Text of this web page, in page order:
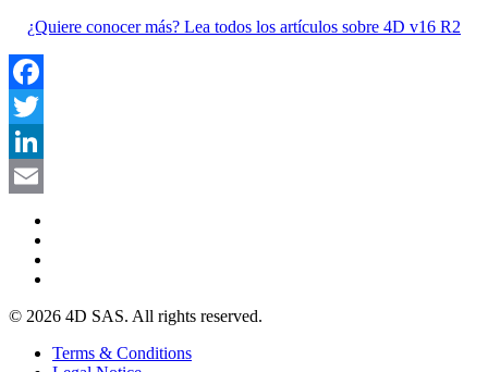
¿Quiere conocer más? Lea todos los artículos sobre 4D v16 R2
Facebook
Twitter
LinkedIn
© 2026 4D SAS. All rights reserved.
Terms & Conditions